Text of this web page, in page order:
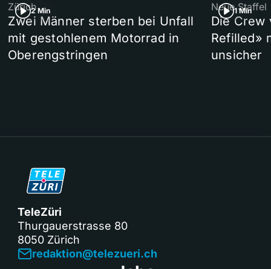
2 Min
Zürich
Zwei Männer sterben bei Unfall
mit gestohlenem Motorrad in
Oberengstringen
1 Min
Neue Staffel
Die Crew
Refilled»
unsicher
TeleZüri
Thurgauerstrasse 80
8050 Zürich
redaktion@telezueri.ch